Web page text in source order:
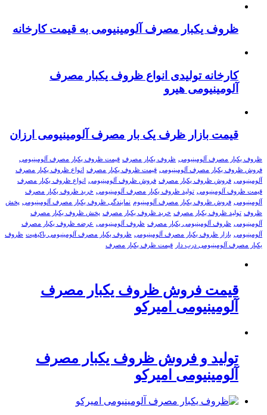
ظروف یکبار مصرف آلومینیومی به قیمت کارخانه
کارخانه تولیدی انواع ظروف یکبار مصرف
آلومینیومی هیرو
قیمت بازار ظرف یک بار مصرف آلومینیومی ارزان
ظروف یکبار مصرف آلومینیومی ظروف یکبار مصرف قیمت ظروف یکبار مصرف آلومینیومی
فروش ظروف یکبار مصرف آلومینیومی قیمت ظروف یکبار مصرف
انواع ظروف یکبار مصرف
آلومینیومی فروش ظروف یکبار مصرف فروش ظروف آلومینیومی
انواع ظروف یکبار مصرف
قیمت ظروف آلومینیومی تولید ظروف یکبار مصرف آلومینیومی خرید ظروف یکبار مصرف
آلومینیومی فروش ظروف یکبار مصرف آلومینیوم نمایندگی ظروف یکبار مصرف آلومینیومی پخش
ظروف تولید ظروف یکبار مصرف خرید ظروف یکبار مصرف پخش ظروف یکبار مصرف
آلومینیومی ظروف آلومینیومی یکبار مصرف ظروف آلومینیومی عرضه ظروف یکبار مصرف
آلومینیومی بازار ظروف یکبار مصرف آلومینیومی ظروف یکبار مصرف آلومینیومی باکیفیت ظروف
یکبار مصرف آلومینیومی درب دار
قیمت ظرف یکبار مصرف
قیمت فروش ظروف یکبار مصرف
آلومینیومی امیرکو
تولید و فروش ظروف یکبار مصرف
آلومینیومی امیرکو